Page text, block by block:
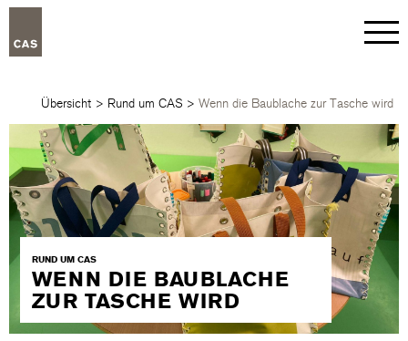
Übersicht> Rund um CAS> Wenn die Baublache zur Tasche wird
RUND UM CAS
WENN DIE BAUBLACHE
ZUR TASCHE WIRD